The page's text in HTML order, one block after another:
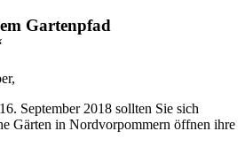
Gartenpfad
September 2018 sollten Sie sich
Gärten in Nordvorpommern öffnen ihre